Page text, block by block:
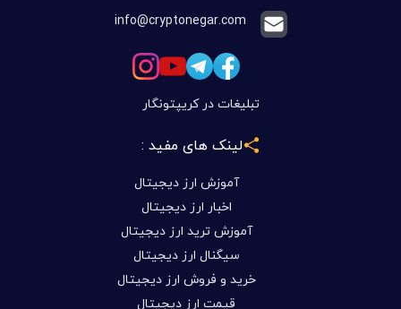
info@cryptonegar.com
تبلیغات در کریپتونگار
لینک های مفید :
آموزش ارز دیجیتال
اخبار ارز دیجیتال
آموزش ترید ارز دیجیتال
سیگنال ارز دیجیتال
خرید و فروش ارز دیجیتال
قیمت ارز دیجیتال